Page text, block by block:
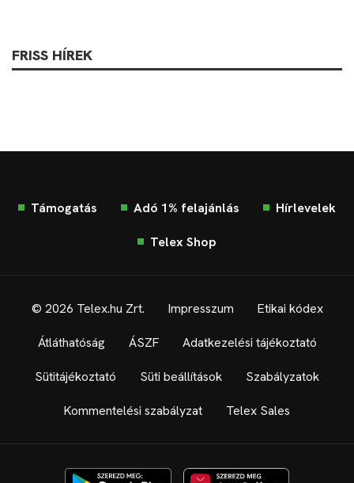
FRISS HÍREK
Támogatás Adó 1% felajánlás Hírlevelek
Telex Shop
© 2026 Telex.hu Zrt. Impresszum Etikai kódex
Átláthatóság ÁSZF Adatkezelési tájékoztató
Sütitájékoztató Süti beállítások Szabályzatok
Kommentelési szabályzat Telex Sales